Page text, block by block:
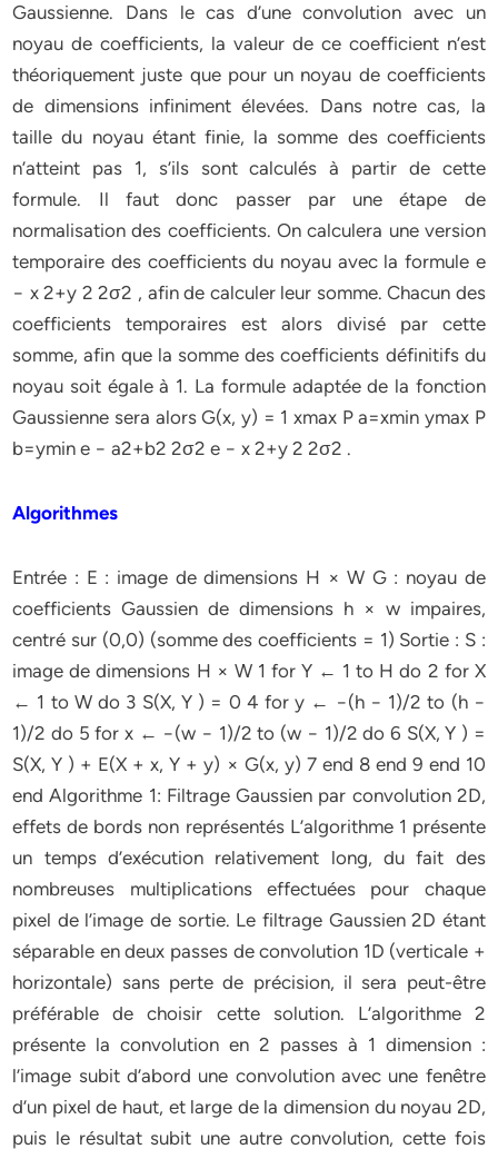
Gaussienne. Dans le cas d’une convolution avec un
noyau de coefficients, la valeur de ce coefficient n’est
théoriquement juste que pour un noyau de coefficients
de dimensions infiniment élevées. Dans notre cas, la
taille du noyau étant finie, la somme des coefficients
n’atteint pas 1, s’ils sont calculés à partir de cette
formule. Il faut donc passer par une étape de
normalisation des coefficients. On calculera une version
temporaire des coefficients du noyau avec la formule e
− x 2+y 2 2σ2 , afin de calculer leur somme. Chacun des
coefficients temporaires est alors divisé par cette
somme, afin que la somme des coefficients définitifs du
noyau soit égale à 1. La formule adaptée de la fonction
Gaussienne sera alors G(x, y) = 1 xmax P a=xmin ymax P
b=ymin e − a2+b2 2σ2 e − x 2+y 2 2σ2 .
Algorithmes
Entrée : E : image de dimensions H × W G : noyau de
coefficients Gaussien de dimensions h × w impaires,
centré sur (0,0) (somme des coefficients = 1) Sortie : S :
image de dimensions H × W 1 for Y ← 1 to H do 2 for X
← 1 to W do 3 S(X, Y ) = 0 4 for y ← −(h − 1)/2 to (h −
1)/2 do 5 for x ← −(w − 1)/2 to (w − 1)/2 do 6 S(X, Y ) =
S(X, Y ) + E(X + x, Y + y) × G(x, y) 7 end 8 end 9 end 10
end Algorithme 1: Filtrage Gaussien par convolution 2D,
effets de bords non représentés L’algorithme 1 présente
un temps d’exécution relativement long, du fait des
nombreuses multiplications effectuées pour chaque
pixel de l’image de sortie. Le filtrage Gaussien 2D étant
séparable en deux passes de convolution 1D (verticale +
horizontale) sans perte de précision, il sera peut-être
préférable de choisir cette solution. L’algorithme 2
présente la convolution en 2 passes à 1 dimension :
l’image subit d’abord une convolution avec une fenêtre
d’un pixel de haut, et large de la dimension du noyau 2D,
puis le résultat subit une autre convolution, cette fois